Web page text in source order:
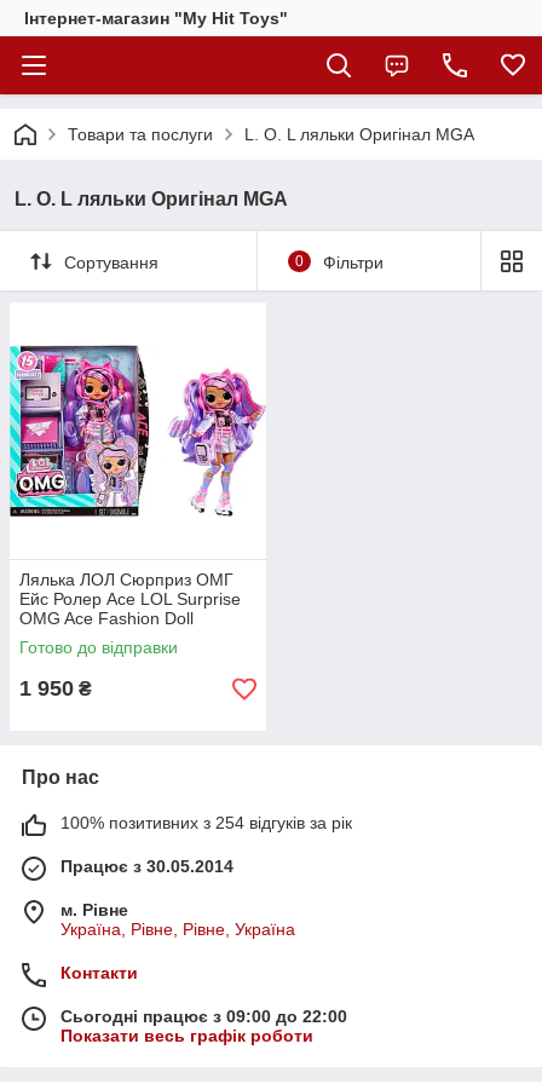
Інтернет-магазин "My Hit Toys"
Товари та послуги L. O. L ляльки Оригінал MGA
L. O. L ляльки Оригінал MGA
Сортування 0 Фільтри
Лялька ЛОЛ Сюрприз ОМГ
Ейс Ролер Ace LOL Surprise
OMG Ace Fashion Doll
Готово до відправки
1 950 ₴
Про нас
100% позитивних з 254 відгуків за рік
Працює з 30.05.2014
м. Рівне
Україна, Рівне, Рівне, Україна
Контакти
Сьогодні працює з 09:00 до 22:00
Показати весь графік роботи